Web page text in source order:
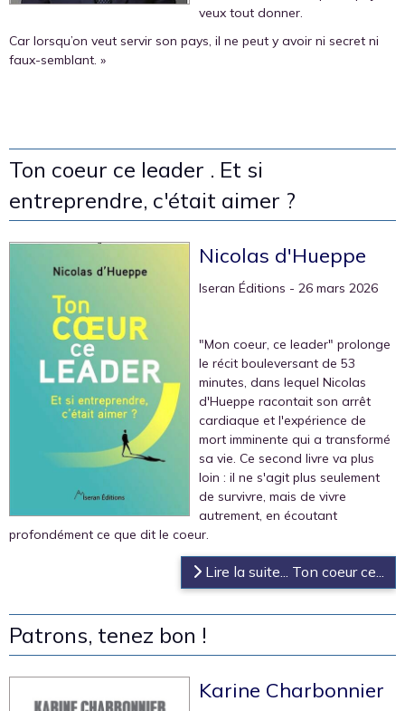
veux tout donner.
Car lorsqu’on veut servir son pays, il ne peut y avoir ni secret ni
faux-semblant. »
Ton coeur ce leader . Et si
entreprendre, c'était aimer ?
Nicolas d'Hueppe
Iseran Éditions - 26 mars 2026
"Mon coeur, ce leader" prolonge
le récit bouleversant de 53
minutes, dans lequel Nicolas
d'Hueppe racontait son arrêt
cardiaque et l'expérience de
mort imminente qui a transformé
sa vie. Ce second livre va plus
loin : il ne s'agit plus seulement
de survivre, mais de vivre
autrement, en écoutant
profondément ce que dit le coeur.
Lire la suite... Ton coeur ce...
Patrons, tenez bon !
Karine Charbonnier